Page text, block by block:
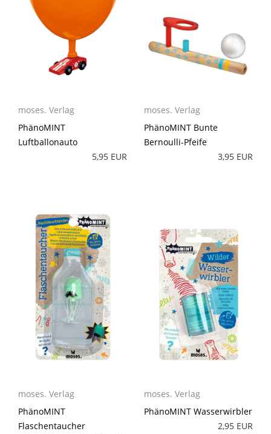
moses. Verlag
PhänoMINT
Luftballonauto
5,95 EUR
moses. Verlag
PhänoMINT Bunte
Bernoulli-Pfeife
3,95 EUR
moses. Verlag
PhänoMINT
Flaschentaucher
moses. Verlag
PhänoMINT Wasserwirbler
2,95 EUR